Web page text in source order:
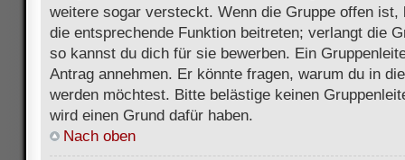
weitere sogar versteckt. Wenn die Gruppe offen
die entsprechende Funktion beitreten; verlangt die
so kannst du dich für sie bewerben. Ein
Antrag annehmen. Er könnte fragen, warum du in
werden möchtest. Bitte belästige keinen
wird einen Grund dafür haben.
Nach oben